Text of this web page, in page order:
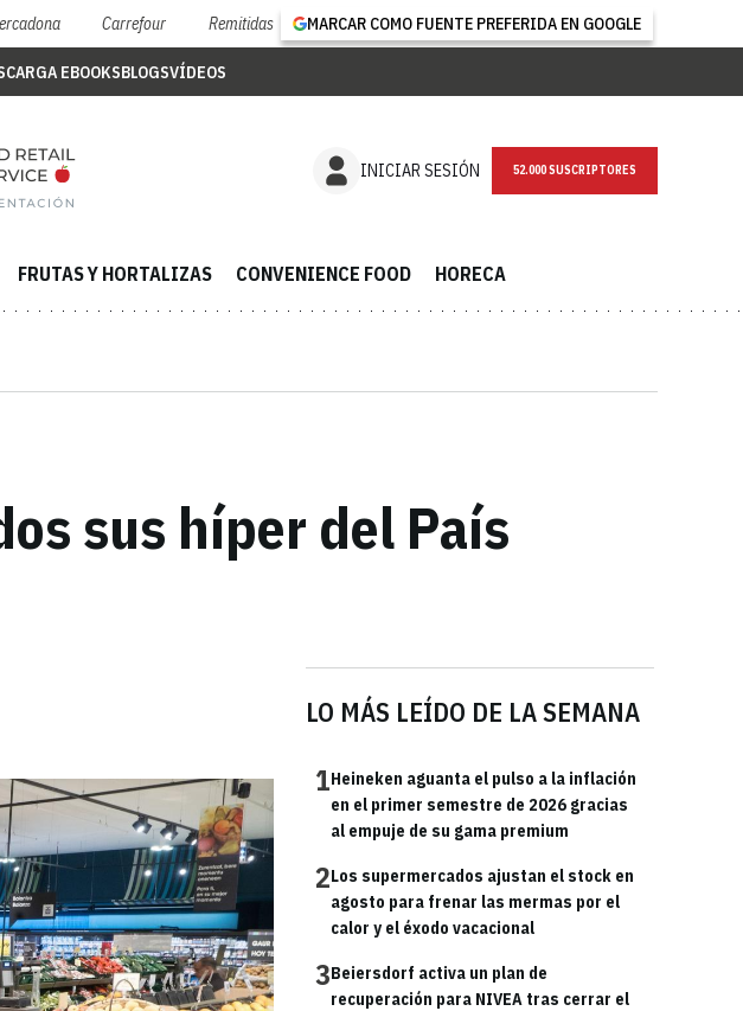
Carrefour Remitidas MARCAR COMO FUENTE PREFERIDA EN GOOGLE
EBOOKSBLOGSVÍDEOS
INICIAR SESIÓN NEWSLETTER
FRUTAS Y HORTALIZAS CONVENIENCE FOOD HORECA
sus híper del País
LO MÁS LEÍDO DE LA SEMANA
1Heineken aguanta el pulso a la inflación
en el primer semestre de 2026 gracias
al empuje de su gama premium
2Los supermercados ajustan el stock en
agosto para frenar las mermas por el
calor y el éxodo vacacional
3Beiersdorf activa un plan de
recuperación para NIVEA tras cerrar el